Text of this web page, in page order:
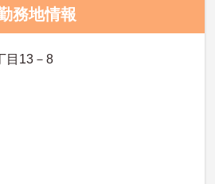
務地情報
目13－8